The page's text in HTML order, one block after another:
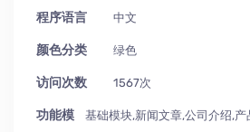
程序语言 中文
颜色分类 绿色
访问次数 1567次
功能模 基础模块,新闻文章,公司介绍,